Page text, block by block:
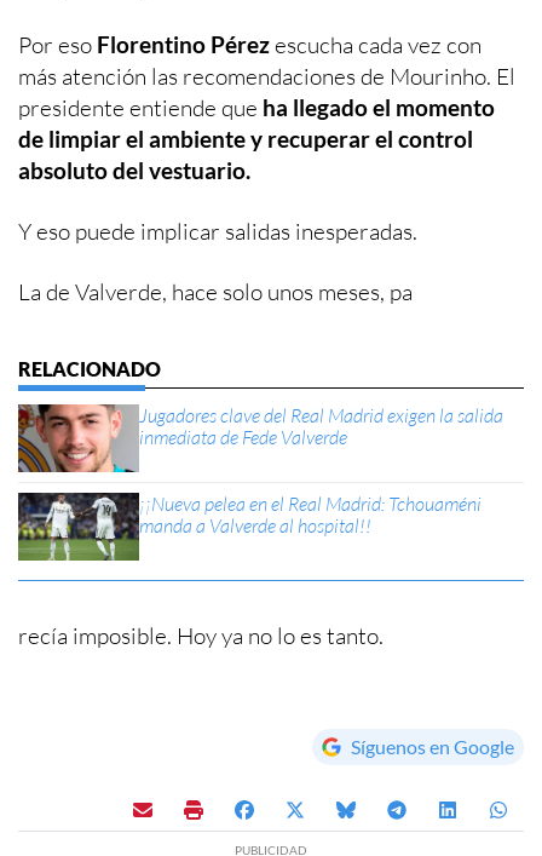
Por eso Florentino Pérezescucha cada vez con
más atención las recomendaciones de Mourinho. El
presidente entiende que ha llegado el momento
de limpiar el ambiente y recuperar el control
absoluto del vestuario.
Y eso puede implicar salidas inesperadas.
La de Valverde, hace solo unos meses, pa
Jugadores clave del Real Madrid exigen la salida
inmediata de Fede Valverde
¡¡Nueva pelea en el Real Madrid: Tchouaméni
manda a Valverde al hospital!!
recía imposible. Hoy ya no lo es tanto.
Síguenos en Google